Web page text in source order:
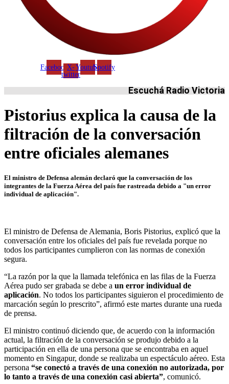
FacebookX-
twitter
YoutubeSpotify
Escuchá Radio Victoria
Pistorius explica la causa de la
filtración de la conversación
entre oficiales alemanes
El ministro de Defensa alemán declaró que la conversación de los
integrantes de la Fuerza Aérea del país fue rastreada debido a "un error
individual de aplicación".
El ministro de Defensa de Alemania, Boris Pistorius, explicó que la
conversación entre los oficiales del país fue revelada porque no
todos los participantes cumplieron con las normas de conexión
segura.
“La razón por la que la llamada telefónica en las filas de la Fuerza
Aérea pudo ser grabada se debe a un error individual de
aplicación. No todos los participantes siguieron el procedimiento de
marcación según lo prescrito”, afirmó este martes durante una rueda
de prensa.
El ministro continuó diciendo que, de acuerdo con la información
actual, la filtración de la conversación se produjo debido a la
participación en ella de una persona que se encontraba en aquel
momento en Singapur, donde se realizaba un espectáculo aéreo. Esta
persona “se conectó a través de una conexión no autorizada, por
lo tanto a través de una conexión casi abierta”, comunicó.